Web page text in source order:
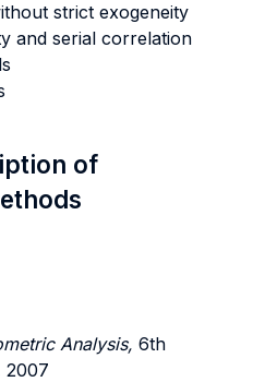
strict exogeneity
and serial correlation
of
Analysis, 6th
2007